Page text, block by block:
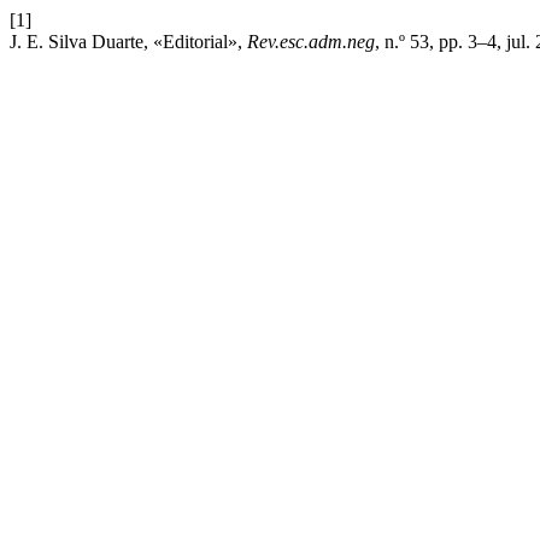
[1]
J. E. Silva Duarte, «Editorial», Rev.esc.adm.neg, n.º 53, pp. 3–4, jul.